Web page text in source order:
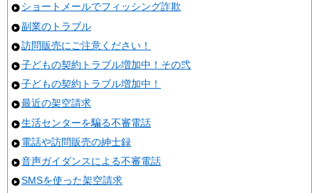
ショートメールでフィッシング詐欺
副業のトラブル
訪問販売にご注意ください！
子どもの契約トラブル増加中！その弐
子どもの契約トラブル増加中！
最近の架空請求
生活センターを騙る不審電話
電話や訪問販売の紳士録
音声ガイダンスによる不審電話
SMSを使った架空請求